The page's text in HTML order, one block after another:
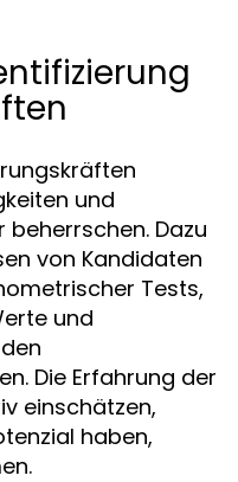
und
beherrschen. Dazu
von Kandidaten
Tests,
und
Die Erfahrung der
einschätzen,
haben,